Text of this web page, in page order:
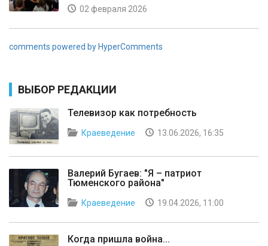
02 февраля 2026
comments powered by HyperComments
ВЫБОР РЕДАКЦИИ
Телевизор как потребность
Краеведение 13.06.2026, 16:35
Валерий Бугаев: "Я – патриот
Тюменского района"
Краеведение 19.04.2026, 11:00
Когда пришла война...